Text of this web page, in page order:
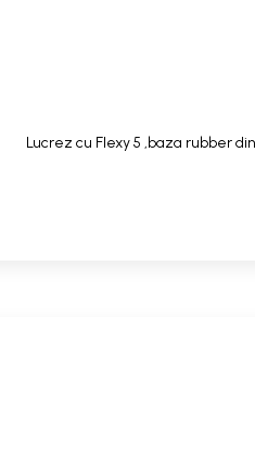
Lucrez cu Flexy 5 ,baza rubber